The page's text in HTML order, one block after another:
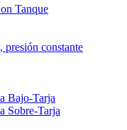
Tanque
presión constante
Bajo-Tarja
Sobre-Tarja